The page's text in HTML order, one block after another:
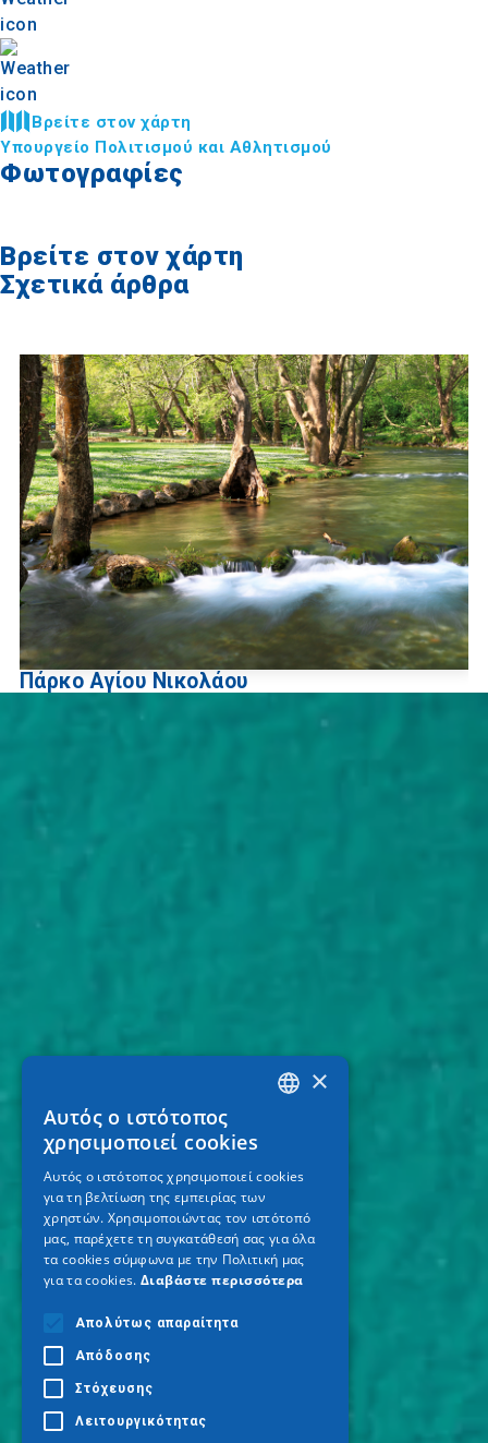
Βρείτε στον χάρτη
Υπουργείο Πολιτισμού και Αθλητισμού
Φωτογραφίες
Βρείτε στον χάρτη
Σχετικά άρθρα
Πάρκο Αγίου Νικολάου
×
Αυτός ο ιστότοπος
χρησιμοποιεί cookies
Αυτός ο ιστότοπος χρησιμοποιεί cookies
για τη βελτίωση της εμπειρίας των
χρηστών. Χρησιμοποιώντας τον ιστότοπό
μας, παρέχετε τη συγκατάθεσή σας για όλα
τα cookies σύμφωνα με την Πολιτική μας
για τα cookies. Διαβάστε περισσότερα
Απολύτως απαραίτητα
Απόδοσης
Στόχευσης
Λειτουργικότητας